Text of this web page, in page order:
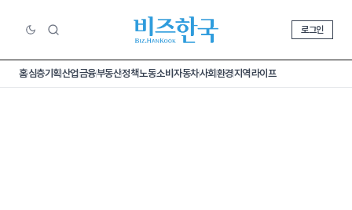
로그인
홈심층기획산업금융부동산정책노동소비 자동차사회환경지역라이프